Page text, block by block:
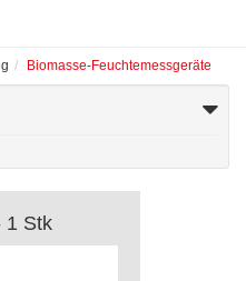
Biomasse-Feuchtemessgeräte
1 Stk